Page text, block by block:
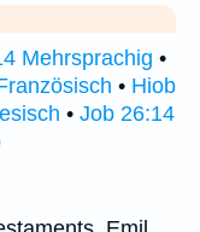
Mehrsprachig •
• Hiob
• Job 26:14